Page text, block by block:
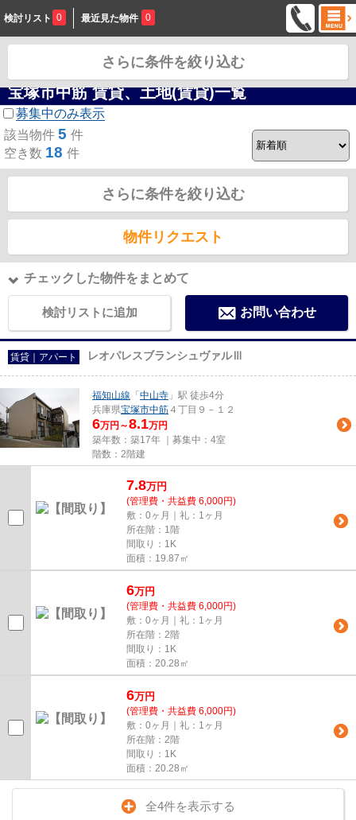
検討リスト 0 最近見た物件 0
宝塚市中筋 賃貸、土地(賃貸)一覧
募集中のみ表示
該当物件 5 件
空き数 18 件
さらに条件を絞り込む
物件リクエスト
チェックした物件をまとめて
検討リストに追加 お問い合わせ
賃貸｜アパート レオパレスブランシュヴァルⅢ
福知山線 「 中山寺 」駅 徒歩4分
兵庫県宝塚市中筋 ４丁目９－１２
6万円～8.1万円
築年数：築17年 ｜募集中： 4室
階数：2階建
7.8万円
(管理費・共益費 6,000円)
敷：0ヶ月｜礼：1ヶ月
所在階：1階
間取り：1K
面積：19.87㎡
6万円
(管理費・共益費 6,000円)
敷：0ヶ月｜礼：1ヶ月
所在階：2階
間取り：1K
面積：20.28㎡
6万円
(管理費・共益費 6,000円)
敷：0ヶ月｜礼：1ヶ月
所在階：2階
間取り：1K
面積：20.28㎡
全4件を表示する
さらに条件を絞り込む